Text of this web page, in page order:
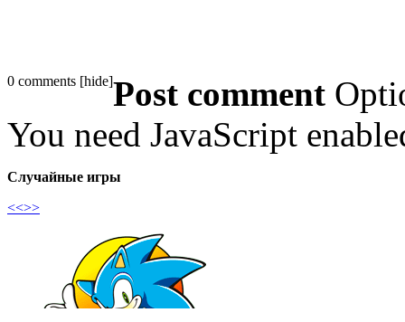
0 comments [hide]Post comment
You need JavaScript
Случайные игры
<<>>